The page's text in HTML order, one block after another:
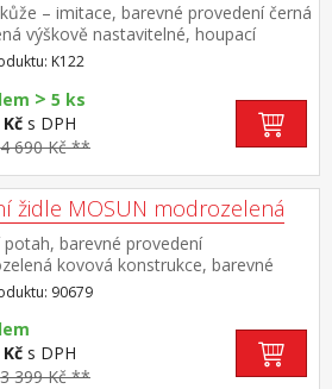
– imitace, barevné provedení černá
výškově nastavitelné, houpací
chromovaný kříž, PU kolečka v
barvě
K122
> 5 ks
s DPH
4 690 Kč **
židle MOSUN modrozelená
barevné provedení
kovová konstrukce, barevné
černá výška sedu 48 cm doporučená
do 120 kg
90679
s DPH
3 399 Kč **